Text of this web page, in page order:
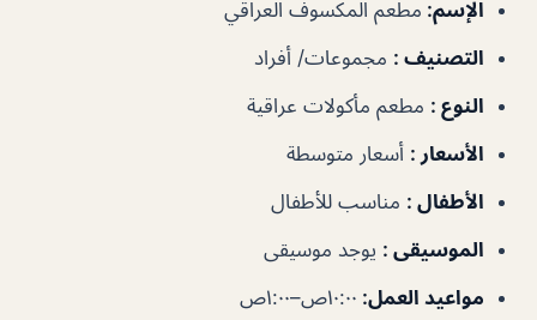
الإسم: مطعم المكسوف العراقي
التصنيف : مجموعات/ أفراد
النوع : مطعم مأكولات عراقية
الأسعار : أسعار متوسطة
الأطفال : مناسب للأطفال
الموسيقى : يوجد موسيقى
مواعيد العمل: ١٠:٠٠ص–١:٠٠ص